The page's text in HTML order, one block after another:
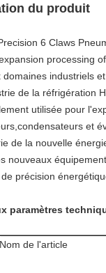
du produit
6 Claws
processing
domaines industriels
de la réfrigération
utilisée pour
et
de la nouvelle
nouveaux
précision
paramètres
Nom de l'article